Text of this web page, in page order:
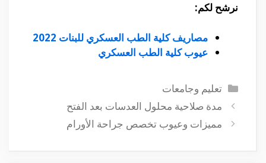
نرشح لكم:
مصاريف كلية الطب العسكري للبنات 2022
عيوب كلية الطب العسكري
التصنيفات
تعليم وجامعات
مدة صلاحية محلول العدسات بعد الفتح
مميزات وعيوب تخصص جراحة الأورام